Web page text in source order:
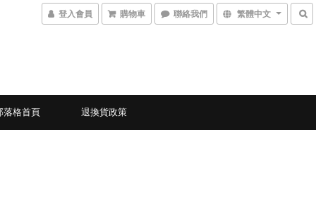
登入會員 購物車 聯絡我們 繁體中文
落格首頁 退換貨政策